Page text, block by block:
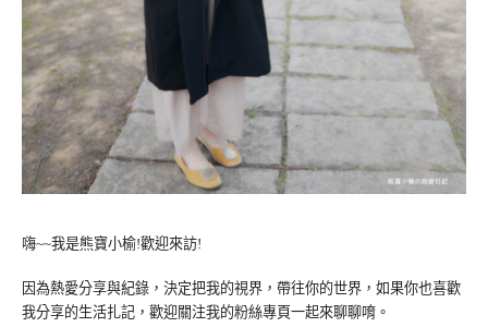
嗨~~我是熊寶小榆!歡迎來訪!
因為熱愛分享與紀錄，決定把我的視界，帶往你的世界，如果你也喜歡
我分享的生活扎記，歡迎關注我的粉絲專頁一起來聊聊唷。